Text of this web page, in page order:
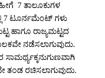
7 ತಾಲೂಕುಗಳ
7 ಟೂರ್ನಮೆಂಟ್ ಗಳು
ಹಾಗೂ ರಾಜ್ಯಮಟ್ಟದ
ನಡೆಸಲಾಗುವುದು.
ರಚಿಸಲಾಗುವುದು.